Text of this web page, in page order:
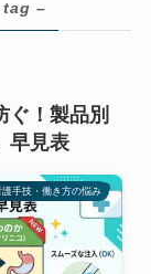
tag –
ぐ！製品別
早見表
護手技・働き方の悩み